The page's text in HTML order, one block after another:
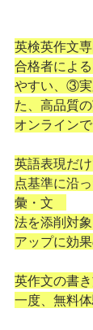
英検英作文
合格者によ
やすい、③実
た、高品質
オンライン
英語表現だ
点基準に沿
彙・文
法を添削対
アップに効
英作文の書
一度、無料